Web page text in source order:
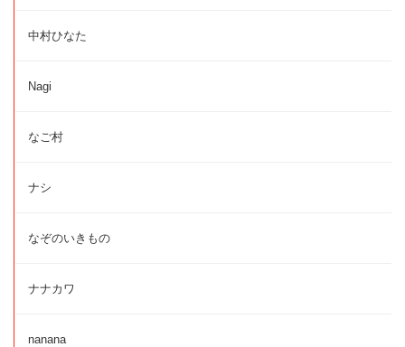
中村ひなた
Nagi
なご村
ナシ
なぞのいきもの
ナナカワ
nanana